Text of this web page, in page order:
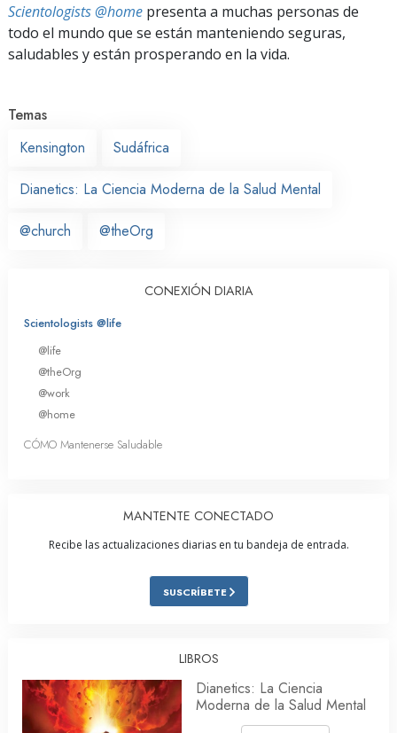
Scientologists @home presenta a muchas personas de
todo el mundo que se están manteniendo seguras,
saludables y están prosperando en la vida.
Temas
Kensington
Sudáfrica
Dianetics: La Ciencia Moderna de la Salud Mental
@church @theOrg
CONEXIÓN DIARIA
Scientologists @life
@life
@theOrg
@work
@home
CÓMO Mantenerse Saludable
MANTENTE CONECTADO
Recibe las actualizaciones diarias en tu bandeja de entrada.
SUSCRÍBETE
LIBROS
Dianetics: La Ciencia
Moderna de la Salud Mental